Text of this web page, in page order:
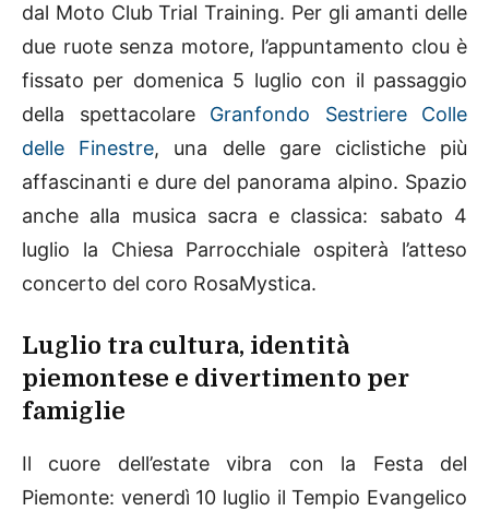
dal Moto Club Trial Training. Per gli amanti delle
due ruote senza motore, l’appuntamento clou è
fissato per domenica 5 luglio con il passaggio
della spettacolare Granfondo Sestriere Colle
delle Finestre, una delle gare ciclistiche più
affascinanti e dure del panorama alpino. Spazio
anche alla musica sacra e classica: sabato 4
luglio la Chiesa Parrocchiale ospiterà l’atteso
concerto del coro RosaMystica.
Luglio tra cultura, identità
piemontese e divertimento per
famiglie
Il cuore dell’estate vibra con la Festa del
Piemonte: venerdì 10 luglio il Tempio Evangelico